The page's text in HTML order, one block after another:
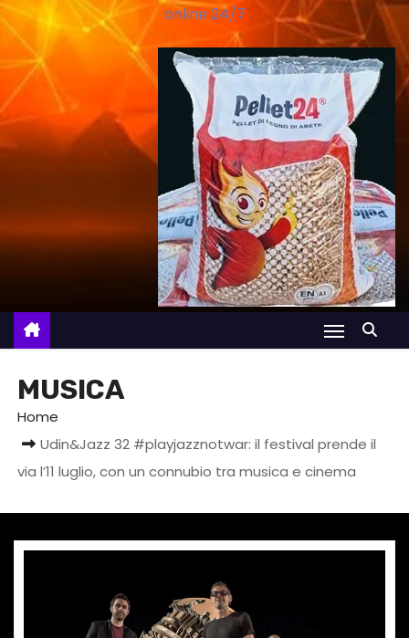
online 24/7
MUSICA
Home
Udin&Jazz 32 #playjazznotwar: il festival prende il
via l’11 luglio, con un connubio tra musica e cinema